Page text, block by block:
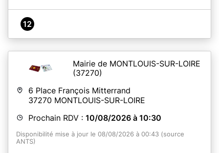
12
Mairie de MONTLOUIS-SUR-LOIRE
(37270)
6 Place François Mitterrand
37270 MONTLOUIS-SUR-LOIRE
Prochain RDV : 10/08/2026 à 10:30
Disponibilité mise à jour le 08/08/2026 à 00:43 (source
ANTS)